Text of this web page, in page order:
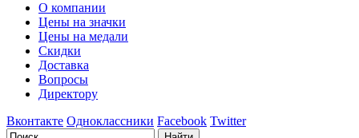
О компании
Цены на значки
Цены на медали
Скидки
Доставка
Вопросы
Директору
Вконтакте Одноклассники Facebook Twitter